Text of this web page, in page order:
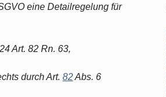
eine Detailregelung für
Art. 82 Rn. 63,
durch Art. 82Abs. 6